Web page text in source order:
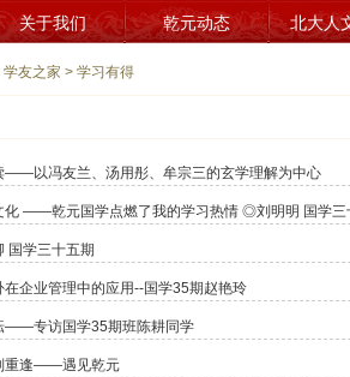
关于我们 乾元动态 北大人
学友之家 > 学习有得
——以冯友兰、汤用彤、牟宗三的玄学理解为中心
化 ——乾元国学点燃了我的学习热情 ◎刘明明 国学三
学三十五期
企业管理中的应用--国学35期赵艳玲
——专访国学35期班陈耕同学
重逢——遇见乾元